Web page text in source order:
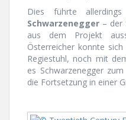
Dies führte
Schwarzenegger – der
aus dem Projekt
Österreicher konnte
Regiestuhl, noch mit
es Schwarzenegger
die Fortsetzung in einer